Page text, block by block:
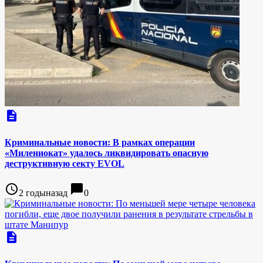
description
Криминальные новости: В рамках операции
«Милениокат» удалось ликвидировать опасную
деструктивную секту EVOL
access_time2 годыназад chat_bubble0
description